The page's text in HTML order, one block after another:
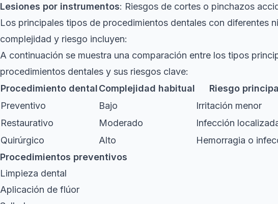
Lesiones por instrumentos: Riesgos de cortes o pinchazos
Los principales tipos de procedimientos dentales con diferentes
complejidad y riesgo incluyen:
A continuación se muestra una comparación entre los tipos
procedimientos dentales y sus riesgos clave:
Procedimiento dentalComplejidad habitual
Riesgo
Preventivo
Bajo
Irritación menor
Restaurativo
Moderado
Infección
Quirúrgico
Alto
Hemorragia o
Procedimientos preventivos
Limpieza dental
Aplicación de flúor